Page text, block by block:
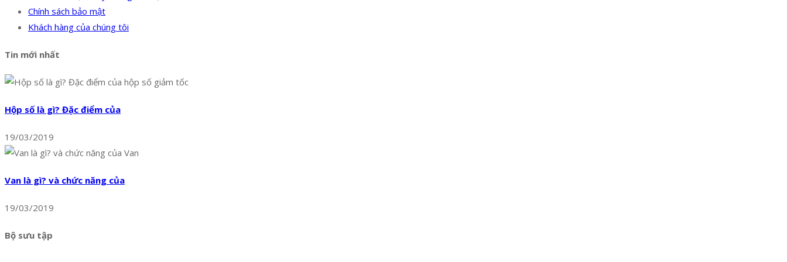
Chính sách bảo mật
Khách hàng của chúng tôi
Tin mới nhất
Hộp số là gì? Đặc điểm của
19/03/2019
Van là gì? và chức năng của
19/03/2019
Bộ sưu tập